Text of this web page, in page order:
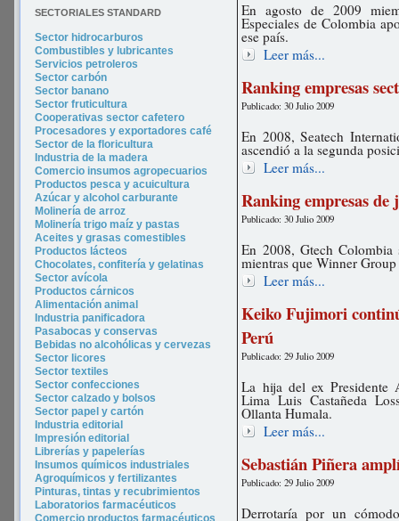
SECTORIALES STANDARD
Sector hidrocarburos
Combustibles y lubricantes
Servicios petroleros
Sector carbón
Sector banano
Sector fruticultura
Cooperativas sector cafetero
Procesadores y exportadores café
Sector de la floricultura
Industria de la madera
Comercio insumos agropecuarios
Productos pesca y acuicultura
Azúcar y alcohol carburante
Molinería de arroz
Molinería trigo maíz y pastas
Aceites y grasas comestibles
Productos lácteos
Chocolates, confitería y gelatinas
Sector avícola
Productos cárnicos
Alimentación animal
Industria panificadora
Pasabocas y conservas
Bebidas no alcohólicas y cervezas
Sector licores
Sector textiles
Sector confecciones
Sector calzado y bolsos
Sector papel y cartón
Industria editorial
Impresión editorial
Librerías y papelerías
Insumos químicos industriales
Agroquímicos y fertilizantes
Pinturas, tintas y recubrimientos
Laboratorios farmacéuticos
Comercio productos farmacéuticos
En agosto de 2009
Especiales de Colombia
ese país.
Leer más...
Ranking empresas
Publicado: 30 Julio 2009
En 2008, Seatech
ascendió a la segunda
Leer más...
Ranking empresas de
Publicado: 30 Julio 2009
En 2008, Gtech
mientras que Winner
Leer más...
Keiko Fujimori
Perú
Publicado: 29 Julio 2009
La hija del ex Presidente
Lima Luis Castañeda
Ollanta Humala.
Leer más...
Sebastián Piñera
Publicado: 29 Julio 2009
Derrotaría por un